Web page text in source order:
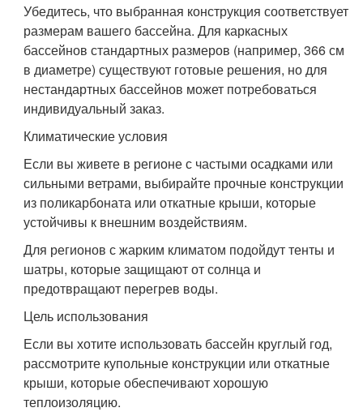
Убедитесь, что выбранная конструкция соответствует
размерам вашего бассейна. Для каркасных
бассейнов стандартных размеров (например, 366 см
в диаметре) существуют готовые решения, но для
нестандартных бассейнов может потребоваться
индивидуальный заказ.
Климатические условия
Если вы живете в регионе с частыми осадками или
сильными ветрами, выбирайте прочные конструкции
из поликарбоната или откатные крыши, которые
устойчивы к внешним воздействиям.
Для регионов с жарким климатом подойдут тенты и
шатры, которые защищают от солнца и
предотвращают перегрев воды.
Цель использования
Если вы хотите использовать бассейн круглый год,
рассмотрите купольные конструкции или откатные
крыши, которые обеспечивают хорошую
теплоизоляцию.